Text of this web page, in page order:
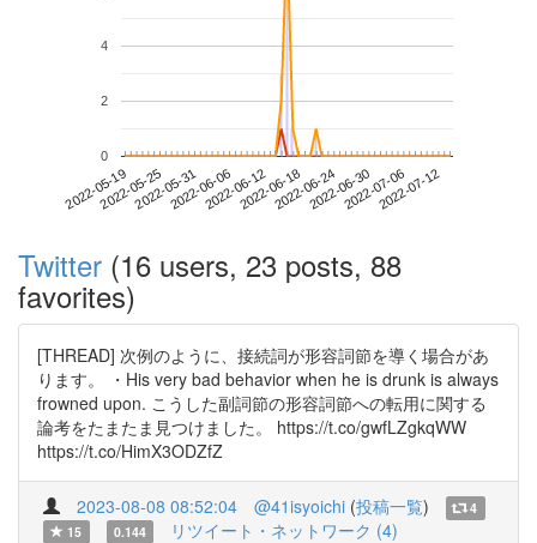
2022-05-192022-05-252022-05-312022-06-062022-06-122022-06-182022-06-242022-06-302022-07-062022-07-12
0
2
4
Twitter (16 users, 23 posts, 88
favorites)
[THREAD] 次例のように、接続詞が形容詞節を導く場合があ
ります。 ・His very bad behavior when he is drunk is always
frowned upon. こうした副詞節の形容詞節への転用に関する
論考をたまたま見つけました。 https://t.co/gwfLZgkqWW
https://t.co/HimX3ODZfZ
2023-08-08 08:52:04 @41isyoichi (投稿一覧)
4
15
0.144 リツイート・ネットワーク (4)